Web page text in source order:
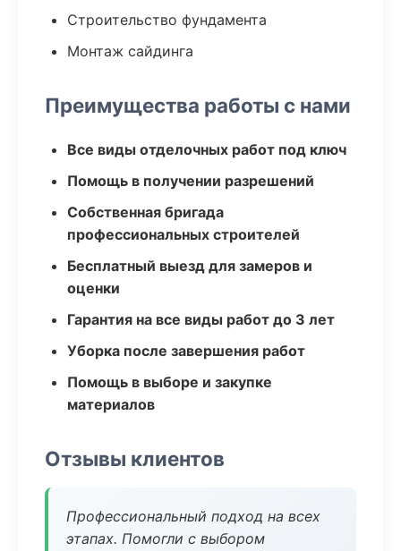
Строительство фундамента
Монтаж сайдинга
Преимущества работы с нами
Все виды отделочных работ под ключ
Помощь в получении разрешений
Собственная бригада
профессиональных строителей
Бесплатный выезд для замеров и
оценки
Гарантия на все виды работ до 3 лет
Уборка после завершения работ
Помощь в выборе и закупке
материалов
Отзывы клиентов
Профессиональный подход на всех
этапах. Помогли с выбором